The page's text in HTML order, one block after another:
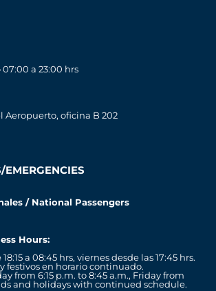
a 23:00 hrs
Aeropuerto, oficina B 202
EMERGENCIES
/ National Passengers
Hours:
a 08:45 hrs, viernes desde las 17:45 hrs.
festivos en horario continuado.
from 6:15 p.m. to 8:45 a.m., Friday from
and holidays with continued schedule.